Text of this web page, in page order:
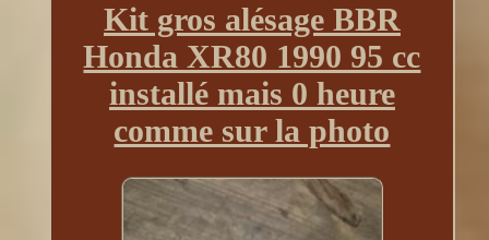
Kit gros alésage BBR
Honda XR80 1990 95 cc
installé mais 0 heure
comme sur la photo